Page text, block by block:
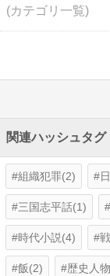
(カテゴリ一覧)
関連ハッシュタグ
組織犯罪(2)
三国志平話(1)
時代小説(4)
飯(2) 歴史人